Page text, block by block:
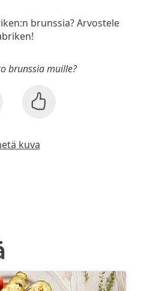
brunssia? Arvostele
brunssia muille?
kuva